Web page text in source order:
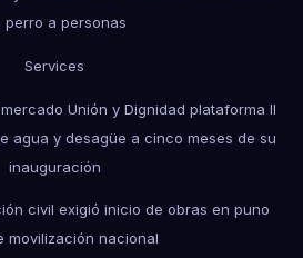
perro a personas
Services
Unión y Dignidad plataforma II
agua y desagüe a cinco meses de su
inauguración
civil exigió inicio de obras en puno
movilización nacional